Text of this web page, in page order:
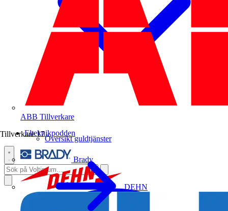
ABB Tillverkare
Tillverkare 17
Brady
DEHN
Översikt guldtjänster
Elteknikpodden